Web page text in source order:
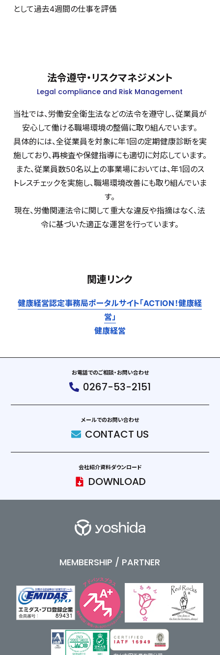
として過去4週間の仕事を評価
法令遵守・リスクマネジメント
Legal compliance and Risk Management
当社では、労働安全衛生法などの法令を遵守し、従業員が
安心して働ける職場環境の整備に取り組んでいます。
具体的には、全従業員を対象に年1回の定期健康診断を実
施しており、再検査や保健指導にも適切に対応しています。
また、従業員数50名以上の事業場においては、年1回のス
トレスチェックを実施し、職場環境改善にも取り組んでいま
す。
現在、労働関連法令に関して重大な違反や指摘はなく、法
令に基づいた適正な運営を行っています。
関連リンク
健康経営認定事務局ポータルサイト「ACTION！健康経
営」
健康経営
お電話でのご相談・お問い合わせ
0267-53-2151
メールでのお問い合わせ
CONTACT US
会社紹介資料ダウンロード
DOWNLOAD
MEMBERSHIP / PARTNER